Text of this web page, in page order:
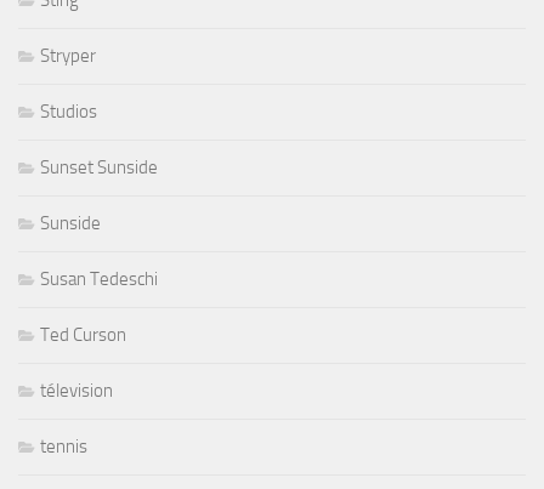
Stryper
Studios
Sunset Sunside
Sunside
Susan Tedeschi
Ted Curson
télevision
tennis